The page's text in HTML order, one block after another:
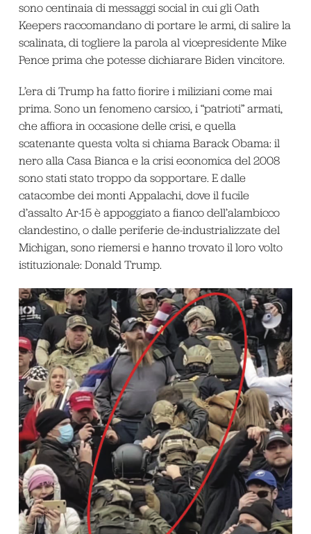
sono centinaia di messaggi social in cui gli Oath
Keepers raccomandano di portare le armi, di salire la
scalinata, di togliere la parola al vicepresidente Mike
Pence prima che potesse dichiarare Biden vincitore.
L’era di Trump ha fatto fiorire i miliziani come mai
prima. Sono un fenomeno carsico, i “patrioti” armati,
che affiora in occasione delle crisi, e quella
scatenante questa volta si chiama Barack Obama: il
nero alla Casa Bianca e la crisi economica del 2008
sono stati stato troppo da sopportare. E dalle
catacombe dei monti Appalachi, dove il fucile
d’assalto Ar-15 è appoggiato a fianco dell’alambicco
clandestino, o dalle periferie de-industrializzate del
Michigan, sono riemersi e hanno trovato il loro volto
istituzionale: Donald Trump.